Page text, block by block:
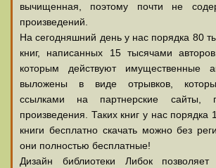
вычищенная, поэтому почти не
произведений.
На сегодняшний день у нас порядка 80
книг, написанных 15 тысячами
которым действуют имущественные
выложены в виде отрывков,
ссылками на партнерские сайты,
произведения. Таких книг у нас порядка
книги бесплатно скачать можно без
они полностью бесплатные!
Дизайн библиотеки Либок позволяет